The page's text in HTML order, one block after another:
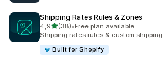
Shipping Rates Rules & Zones
4,9z 5 hvězd
(38)
Celkový počet recenzí: 38
•Free plan available
Shipping rates rules & custom
Built for Shopify